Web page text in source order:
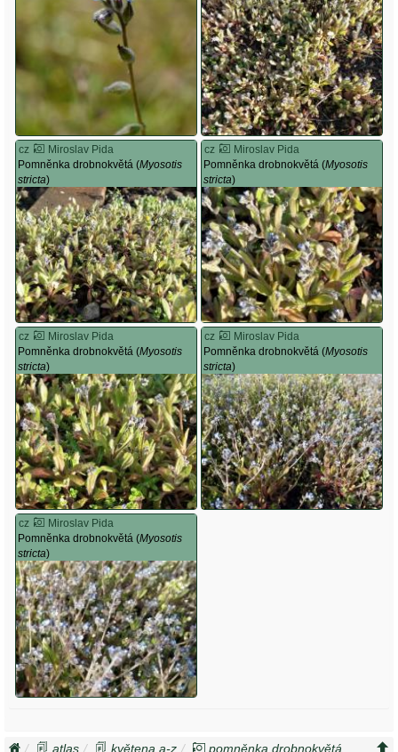
cz
Miroslav Pida
Pomněnka drobnokvětá (Myosotis
stricta)
cz
Miroslav Pida
Pomněnka drobnokvětá (Myosotis
stricta)
cz
Miroslav Pida
Pomněnka drobnokvětá (Myosotis
stricta)
cz
Miroslav Pida
Pomněnka drobnokvětá (Myosotis
stricta)
cz
Miroslav Pida
Pomněnka drobnokvětá (Myosotis
stricta)
atlas květena a-z pomněnka drobnokvětá